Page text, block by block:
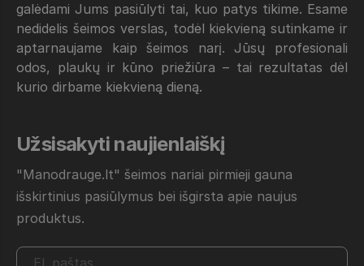
galėdami Jums pasiūlyti tai, kuo patys tikime. Esame
nedidelis šeimos verslas, todėl kiekvieną sutinkame ir
aptarnaujame kaip šeimos narį. Jūsų profesionali
odos, plaukų ir kūno priežiūra – tai rezultatas dėl
kurio dirbame kiekvieną dieną.
Užsisakyti naujienlaiškį
"Manodrauge.lt" šeimos nariai pirmieji gauna
išskirtinius pasiūlymus bei išgirsta apie naujus
produktus.